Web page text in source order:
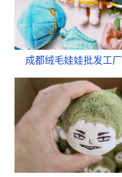
成都绒毛娃娃批发工厂